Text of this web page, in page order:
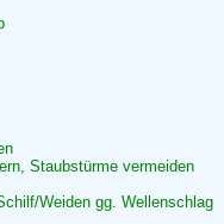
Staubstürme vermeiden
Weiden gg. Wellenschlag